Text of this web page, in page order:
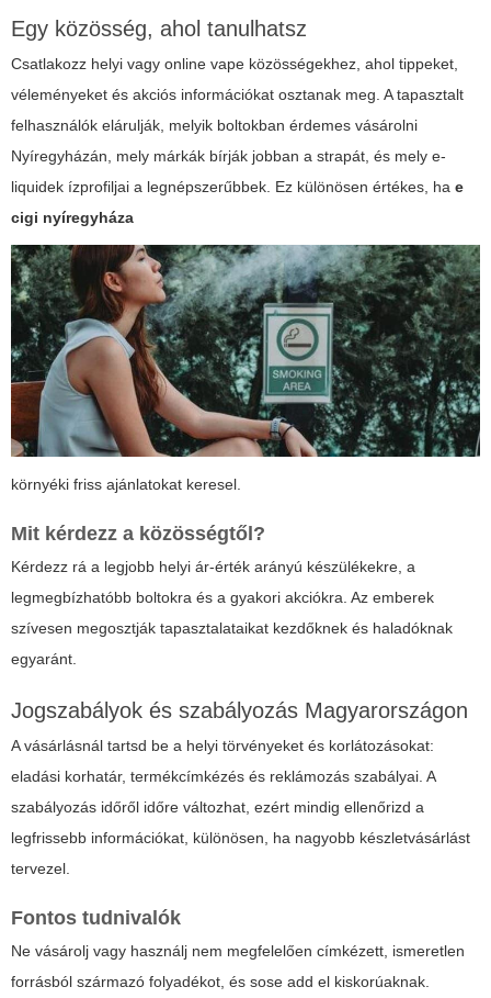
Egy közösség, ahol tanulhatsz
Csatlakozz helyi vagy online vape közösségekhez, ahol tippeket,
véleményeket és akciós információkat osztanak meg. A tapasztalt
felhasználók elárulják, melyik boltokban érdemes vásárolni
Nyíregyházán, mely márkák bírják jobban a strapát, és mely e-
liquidek ízprofiljai a legnépszerűbbek. Ez különösen értékes, ha e
cigi nyíregyháza
környéki friss ajánlatokat keresel.
Mit kérdezz a közösségtől?
Kérdezz rá a legjobb helyi ár-érték arányú készülékekre, a
legmegbízhatóbb boltokra és a gyakori akciókra. Az emberek
szívesen megosztják tapasztalataikat kezdőknek és haladóknak
egyaránt.
Jogszabályok és szabályozás Magyarországon
A vásárlásnál tartsd be a helyi törvényeket és korlátozásokat:
eladási korhatár, termékcímkézés és reklámozás szabályai. A
szabályozás időről időre változhat, ezért mindig ellenőrizd a
legfrissebb információkat, különösen, ha nagyobb készletvásárlást
tervezel.
Fontos tudnivalók
Ne vásárolj vagy használj nem megfelelően címkézett, ismeretlen
forrásból származó folyadékot, és sose add el kiskorúaknak.